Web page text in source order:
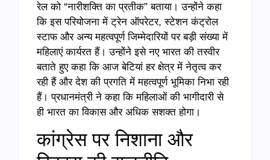
रेल को “नारीशक्ति का प्रतीक” बताया। उन्होंने कहा
कि इस परियोजना में ट्रेन ऑपरेटर, स्टेशन कंट्रोल
स्टाफ और अन्य महत्वपूर्ण जिम्मेदारियों पर बड़ी संख्या में
महिलाएं कार्यरत हैं। उन्होंने इसे नए भारत की तस्वीर
बताते हुए कहा कि आज बेटियां हर क्षेत्र में नेतृत्व कर
रही हैं और देश की प्रगति में महत्वपूर्ण भूमिका निभा रही
हैं। प्रधानमंत्री ने कहा कि महिलाओं की भागीदारी से
ही भारत का विकास और अधिक सशक्त होगा।
कांग्रेस पर निशाना और